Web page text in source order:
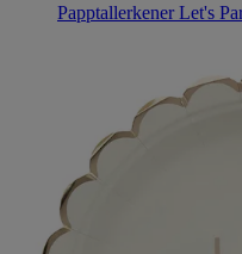
Papptallerkener Let's